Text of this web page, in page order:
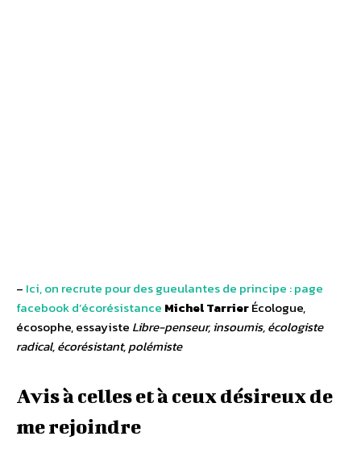
– Ici, on recrute pour des gueulantes de principe : page
facebook d’écorésistance Michel TarrierÉcologue,
écosophe, essayiste Libre-penseur, insoumis, écologiste
radical, écorésistant, polémiste
Avis à celles et à ceux désireux de
me rejoindre